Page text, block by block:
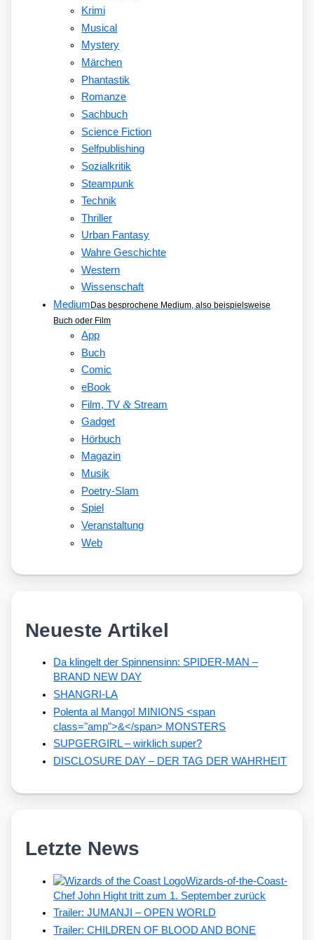
Krimi
Musical
Mystery
Märchen
Phantastik
Romanze
Sachbuch
Science Fiction
Selfpublishing
Sozialkritik
Steampunk
Technik
Thriller
Urban Fantasy
Wahre Geschichte
Western
Wissenschaft
Medium Das besprochene Medium, also beispielsweise
Buch oder Film
App
Buch
Comic
eBook
Film, TV&Stream
Gadget
Hörbuch
Magazin
Musik
Poetry-Slam
Spiel
Veranstaltung
Web
Neueste Artikel
Da klingelt der Spinnensinn: SPIDER-MAN –
BRAND NEW DAY
SHANGRI-LA
Polenta al Mango! MINIONS <span
class="amp">&</span> MONSTERS
SUPGERGIRL – wirklich super?
DISCLOSURE DAY – DER TAG DER WAHRHEIT
Letzte News
Wizards-of-the-Coast-
Chef John Hight tritt zum 1. September zurück
Trailer: JUMANJI – OPEN WORLD
Trailer: CHILDREN OF BLOOD AND BONE